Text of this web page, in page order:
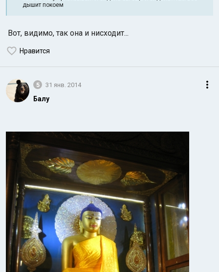
дышит покоем
Вот, видимо, так она и нисходит...
Нравится
5 31 янв. 2014
Балу